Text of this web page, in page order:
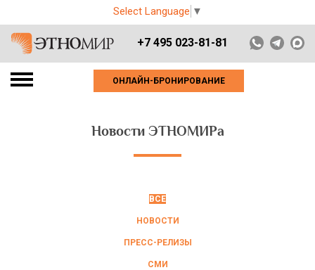
Select Language ▼
+7 495 023-81-81
ОНЛАЙН-БРОНИРОВАНИЕ
Новости ЭТНОМИРа
ВСЕ
НОВОСТИ
ПРЕСС-РЕЛИЗЫ
СМИ